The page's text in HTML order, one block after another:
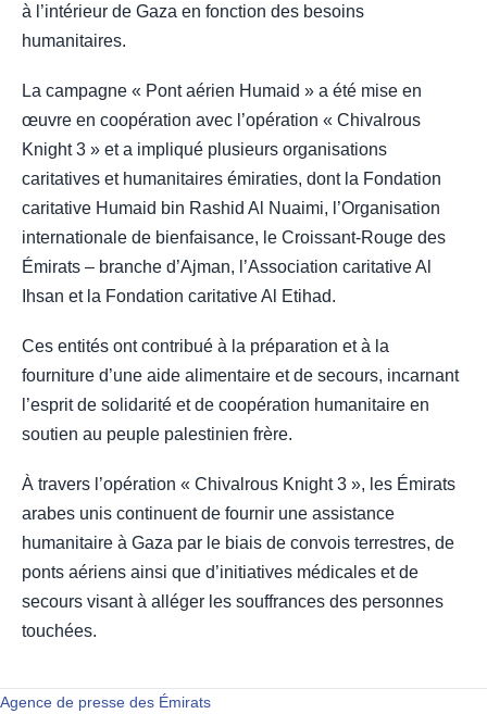
à l’intérieur de Gaza en fonction des besoins
humanitaires.
La campagne « Pont aérien Humaid » a été mise en
œuvre en coopération avec l’opération « Chivalrous
Knight 3 » et a impliqué plusieurs organisations
caritatives et humanitaires émiraties, dont la Fondation
caritative Humaid bin Rashid Al Nuaimi, l’Organisation
internationale de bienfaisance, le Croissant-Rouge des
Émirats – branche d’Ajman, l’Association caritative Al
Ihsan et la Fondation caritative Al Etihad.
Ces entités ont contribué à la préparation et à la
fourniture d’une aide alimentaire et de secours, incarnant
l’esprit de solidarité et de coopération humanitaire en
soutien au peuple palestinien frère.
À travers l’opération « Chivalrous Knight 3 », les Émirats
arabes unis continuent de fournir une assistance
humanitaire à Gaza par le biais de convois terrestres, de
ponts aériens ainsi que d’initiatives médicales et de
secours visant à alléger les souffrances des personnes
touchées.
Agence de presse des Émirats